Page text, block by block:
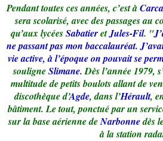
Pendant toutes ces années, c’est à
sera scolarisé, avec des passages au
qu’aux lycéesSabatieretJules-Fil. "
ne passant pas mon baccalauréat.
vie active, à l’époque on pouvait se
souligneSlimane.Dès l’année 1979,
multitude de petits boulots allant de
discothèque d’Agde, dans l’Hérault,
bâtiment. Le tout, ponctué par un
sur la base aérienne deNarbonnedès
à la station